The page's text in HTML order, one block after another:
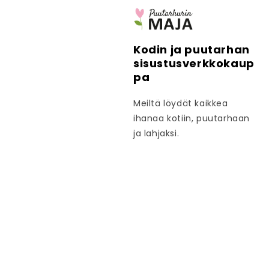
Kodin ja puutarhan
sisustusverkkokaup
pa
Meiltä löydät kaikkea
ihanaa kotiin, puutarhaan
ja lahjaksi.